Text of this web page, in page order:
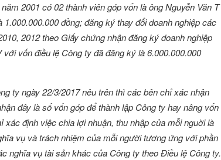
2001 có 02 thành viên góp vốn là ông Nguyễn Văn T
đồng; đăng ký thay đổi doanh nghiệp các
2012 theo Giấy chứng nhận đăng ký doanh nghiệp
vốn điều lệ Công ty đã đăng ký là 6.000.000.000
ty ngày 22/3/2017 nêu trên thì các bên chỉ xác nhận
đây là số vốn góp để thành lập Công ty hay nâng vốn
định việc chia lợi nhuận, thu nhập của mỗi nguời là
vụ và trách nhiệm của mỗi người tương ứng với phần
nghĩa vụ tài sản khác của Công ty theo Điều lệ Công ty.